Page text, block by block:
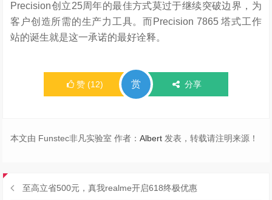
Precision创立25周年的最佳方式莫过于继续突破边界，为
客户创造所需的生产力工具。而Precision 7865 塔式工作
站的诞生就是这一承诺的最好诠释。
赞 (12) 赏 分享
本文由 Funstec非凡实验室 作者：Albert 发表，转载请注明来源！
至高立省500元，真我realme开启618终极优惠